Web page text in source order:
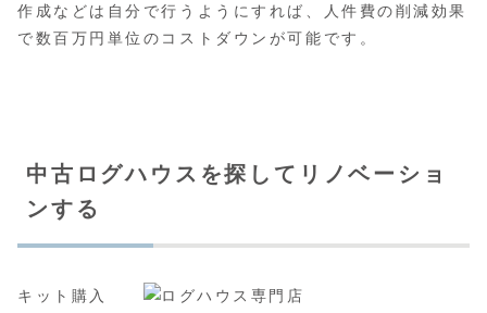
作成などは自分で行うようにすれば、人件費の削減効果
で数百万円単位のコストダウンが可能です。
中古ログハウスを探してリノベーショ
ンする
キット購入